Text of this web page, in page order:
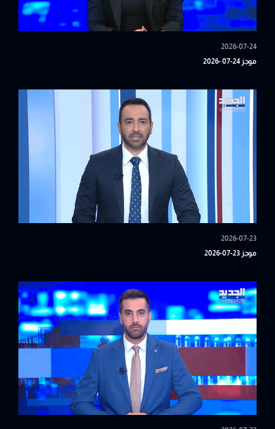
2026-07-24
موجز 24-07 -2026
2026-07-23
موجز 23-07-2026